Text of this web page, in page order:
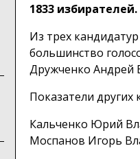
1833 избирателей.
Из трех
большинство
Дружченко Андрей
Показатели
Кальченко Юрий
Моспанов Игорь